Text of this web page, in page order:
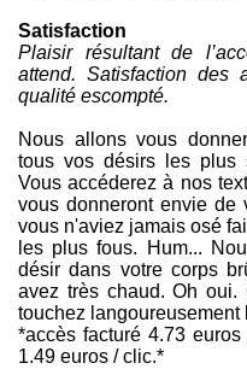
Satisfaction
Plaisir résultant de
attend. Satisfaction des
qualité escompté.
Nous allons vous
tous vos désirs les plus
Vous accéderez à nos
vous donneront envie de
vous n'aviez jamais osé
les plus fous. Hum...
désir dans votre corps
avez très chaud. Oh oui.
touchez langoureusement
*accès facturé 4.73
1.49 euros / clic.*